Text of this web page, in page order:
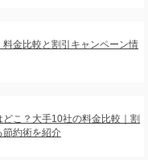
金比較と割引キャンペーン情
こ？大手10社の料金比較｜割
節約術を紹介